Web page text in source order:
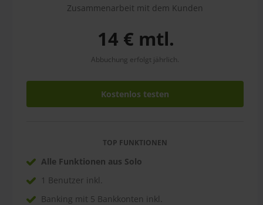
Zusammenarbeit mit dem Kunden
14 € mtl.
Abbuchung erfolgt jährlich.
Kostenlos testen
TOP FUNKTIONEN
Alle Funktionen aus Solo
1 Benutzer inkl.
Banking mit 5 Bankkonten inkl.